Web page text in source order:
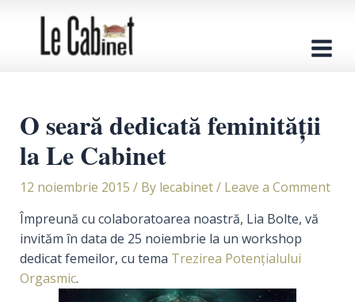
content
Main
O seară dedicată feminității
la Le Cabinet
12 noiembrie 2015 / By lecabinet/ Leave a Comment
Împreună cu colaboratoarea noastră, Lia Bolte, vă
invităm în data de 25 noiembrie la un workshop
dedicat femeilor, cu tema Trezirea Potențialului
Orgasmic.